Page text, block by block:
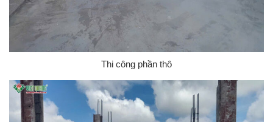
Thi công phần thô